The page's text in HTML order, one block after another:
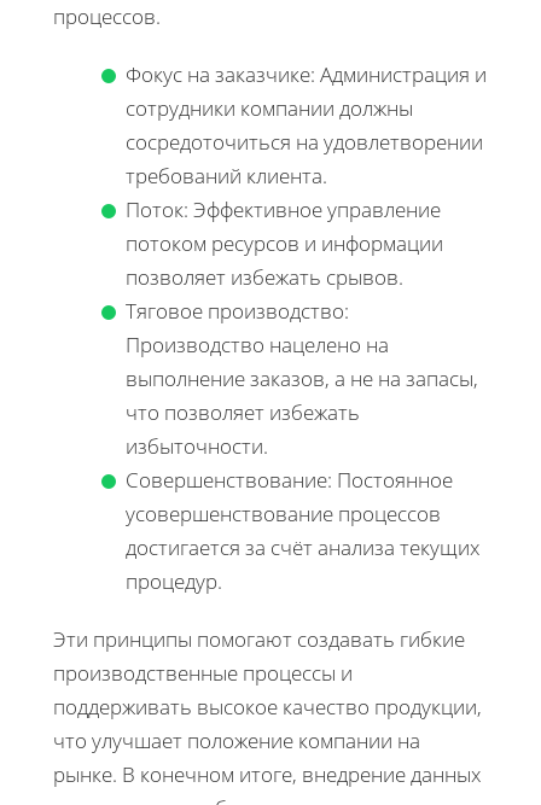
процессов.
Фокус на заказчике: Администрация и
сотрудники компании должны
сосредоточиться на удовлетворении
требований клиента.
Поток: Эффективное управление
потоком ресурсов и информации
позволяет избежать срывов.
Тяговое производство:
Производство нацелено на
выполнение заказов, а не на запасы,
что позволяет избежать
избыточности.
Совершенствование: Постоянное
усовершенствование процессов
достигается за счёт анализа текущих
процедур.
Эти принципы помогают создавать гибкие
производственные процессы и
поддерживать высокое качество продукции,
что улучшает положение компании на
рынке. В конечном итоге, внедрение данных